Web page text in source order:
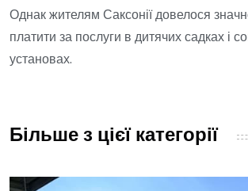
Однак жителям Саксонії довелося
платити за послуги в дитячих садках і
установах.
Більше з цієї категорії